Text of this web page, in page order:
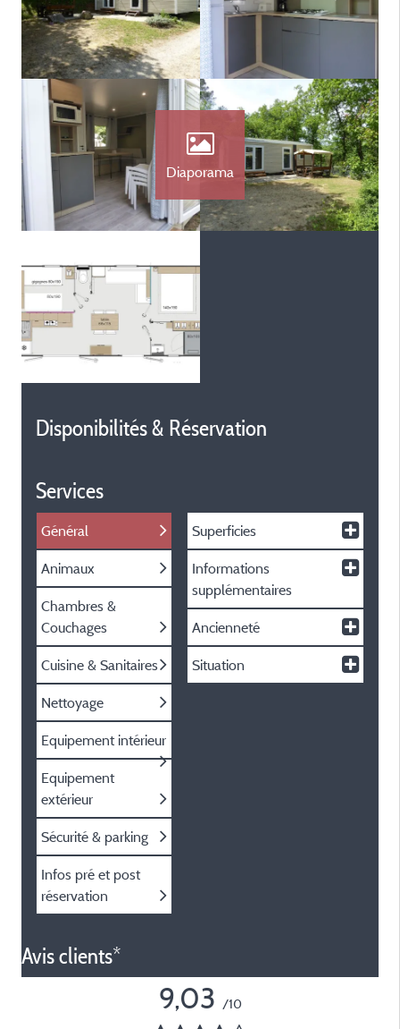
Diaporama
Disponibilités & Réservation
Services
Général
Animaux
Chambres &
Couchages
Cuisine & Sanitaires
Nettoyage
Equipement intérieur
Equipement
extérieur
Sécurité & parking
Infos pré et post
réservation
Superficies
Informations
supplémentaires
Ancienneté
Situation
Avis clients*
9,03 /10